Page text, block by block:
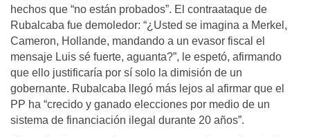
hechos que “no están probados”. El contraataque de
Rubalcaba fue demoledor: “¿Usted se imagina a Merkel,
Cameron, Hollande, mandando a un evasor fiscal el
mensaje Luis sé fuerte, aguanta?”, le espetó, afirmando
que ello justificaría por sí solo la dimisión de un
gobernante. Rubalcaba llegó más lejos al afirmar que el
PP ha “crecido y ganado elecciones por medio de un
sistema de financiación ilegal durante 20 años”.